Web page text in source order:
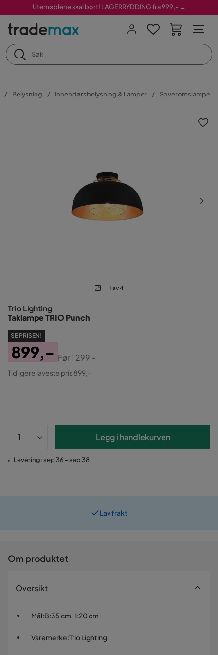
Utemøblene skal bort! LAGERRYDDING fra 999,- →
Belysning Innendørsbelysning & Lamper Soveromslampe
1 av 4
Trio Lighting
Taklampe TRIO Punch
SE PRISEN!
Pris
899,-
Original
Før1 299,-
Tidligere laveste pris 899,-
Legg i handlekurven
Levering: sep 36 - sep 38
Om produktet
Oversikt
Mål:B:35 cm H:20 cm
Varemerke:Trio Lighting